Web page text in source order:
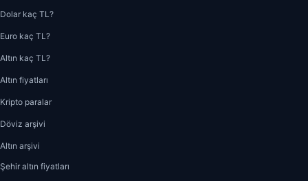
Dolar kaç TL?
Euro kaç TL?
Altın kaç TL?
Altın fiyatları
Kripto paralar
Döviz arşivi
Altın arşivi
Şehir altın fiyatları